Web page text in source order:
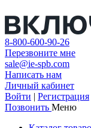
8-800-600-90-26
Перезвоните мне
sale@ie-spb.com
Написать нам
Личный кабинет
Войти | Регистрация
Позвонить Меню